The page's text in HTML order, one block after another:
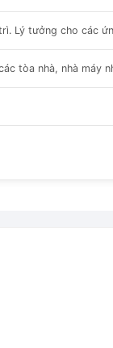
Lý tưởng cho các
tòa nhà, nhà máy